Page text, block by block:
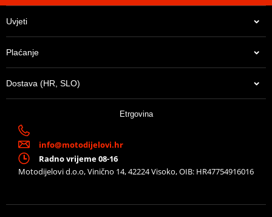
it keeps the OE kat
Noise emissions EC
approval
Product info
EC approved
Uvjeti
Plaćanje
Dostava (HR, SLO)
Etrgovina
info@motodijelovi.hr
Radno vrijeme 08-16
Motodijelovi d.o.o, Vinično 14, 42224 Visoko, OIB: HR47754916016